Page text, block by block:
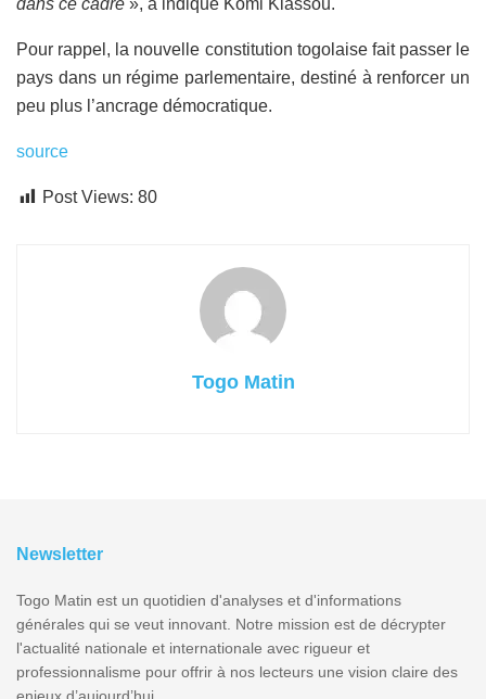
Pour rappel, la nouvelle constitution togolaise fait passer le
pays dans un régime parlementaire, destiné à renforcer un
peu plus l’ancrage démocratique.
source
Post Views: 80
Togo Matin
Newsletter
Togo Matin est un quotidien d'analyses et d'informations
générales qui se veut innovant. Notre mission est de décrypter
l'actualité nationale et internationale avec rigueur et
professionnalisme pour offrir à nos lecteurs une vision claire des
enjeux d’aujourd’hui.